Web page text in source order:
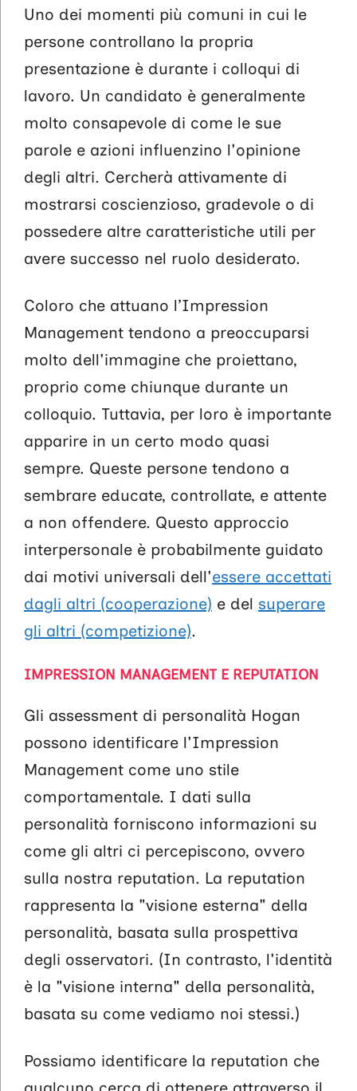
Uno dei momenti più comuni in cui le
persone controllano la propria
presentazione è durante i colloqui di
lavoro. Un candidato è generalmente
molto consapevole di come le sue
parole e azioni influenzino l'opinione
degli altri. Cercherà attivamente di
mostrarsi coscienzioso, gradevole o di
possedere altre caratteristiche utili per
avere successo nel ruolo desiderato.
Coloro che attuano l’Impression
Management tendono a preoccuparsi
molto dell'immagine che proiettano,
proprio come chiunque durante un
colloquio. Tuttavia, per loro è importante
apparire in un certo modo quasi
sempre. Queste persone tendono a
sembrare educate, controllate, e attente
a non offendere. Questo approccio
interpersonale è probabilmente guidato
dai motivi universali dell'essere accettati
dagli altri (cooperazione) e del superare
gli altri (competizione).
IMPRESSION MANAGEMENT E REPUTATION
Gli assessment di personalità Hogan
possono identificare l'Impression
Management come uno stile
comportamentale. I dati sulla
personalità forniscono informazioni su
come gli altri ci percepiscono, ovvero
sulla nostra reputation. La reputation
rappresenta la "visione esterna" della
personalità, basata sulla prospettiva
degli osservatori. (In contrasto, l'identità
è la "visione interna" della personalità,
basata su come vediamo noi stessi.)
Possiamo identificare la reputation che